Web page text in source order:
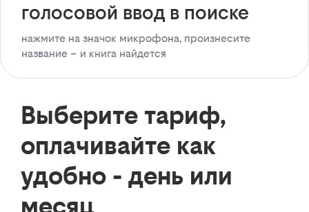
голосовой ввод в поиске
нажмите на значок микрофона, произнесите
название – и книга найдется
Выберите тариф,
оплачивайте как
удобно - день или
месяц